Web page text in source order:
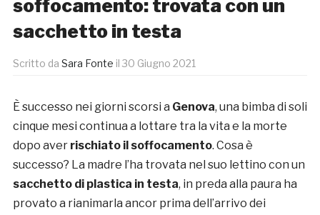
soffocamento: trovata con un
sacchetto in testa
Scritto da Sara Fonte il 30 Giugno 2021
È successo nei giorni scorsi a Genova, una bimba di soli
cinque mesi continua a lottare tra la vita e la morte
dopo aver rischiato il soffocamento. Cosa è
successo? La madre l’ha trovata nel suo lettino con un
sacchetto di plastica in testa, in preda alla paura ha
provato a rianimarla ancor prima dell’arrivo dei